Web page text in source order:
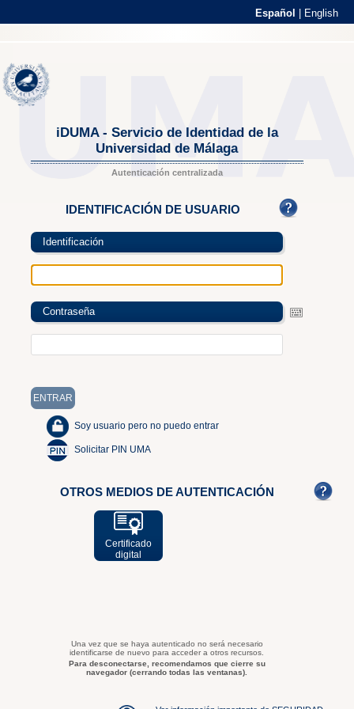
Español English
iDUMA - Servicio de Identidad de la
Universidad de Málaga
Autenticación centralizada
IDENTIFICACIÓN DE USUARIO
Identificación
Contraseña
Soy usuario pero no puedo entrar
Solicitar PIN UMA
OTROS MEDIOS DE AUTENTICACIÓN
Certificado
digital
Una vez que se haya autenticado no será necesario
identificarse de nuevo para acceder a otros recursos.
Para desconectarse, recomendamos que cierre su
navegador (cerrando todas las ventanas).